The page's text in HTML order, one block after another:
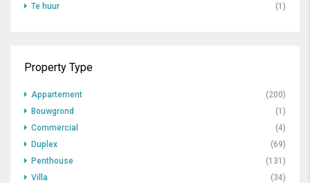
Te huur
(1)
Property Type
Appartement
(200)
Bouwgrond
(1)
Commercial
(4)
Duplex
(69)
Penthouse
(131)
Villa
(34)